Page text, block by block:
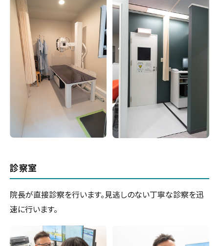
診察室
院長が直接診察を行います。見逃しのない丁寧な診察を迅
速に行います。